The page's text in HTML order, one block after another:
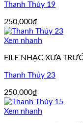
Thanh Thúy 19
250,000₫
Xem nhanh
FILE NHẠC XƯA
Thanh Thúy 23
250,000₫
Xem nhanh